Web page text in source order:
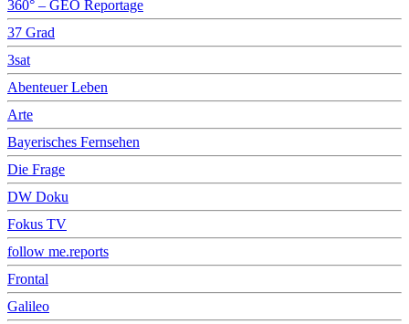
360° – GEO Reportage
37 Grad
3sat
Abenteuer Leben
Arte
Bayerisches Fernsehen
Die Frage
DW Doku
Fokus TV
follow me.reports
Frontal
Galileo